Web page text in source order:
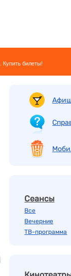
Купить билеты!
Сеансы
Все
Вечерние
ТВ-программа